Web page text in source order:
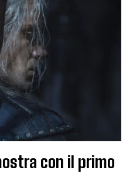
con il primo